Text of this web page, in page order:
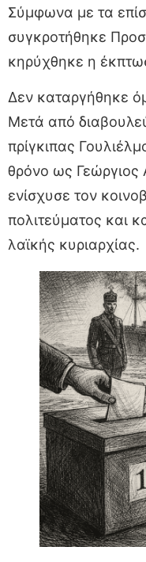
Σύμφωνα με τα
συγκροτήθηκε
κηρύχθηκε η
Δεν καταργήθηκε
Μετά από
πρίγκιπας
θρόνο ως Γεώργιος
ενίσχυσε τον
πολιτεύματος και
λαϊκής κυριαρχίας.